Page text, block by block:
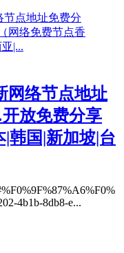
网络节点地址
放免费分享
|韩国|新加坡|台
4b1b-8db8-e...